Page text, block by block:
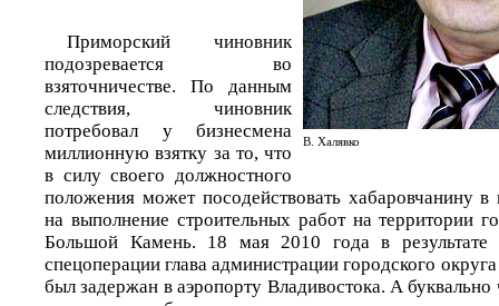
В. Халявко
Приморский чиновник
подозревается во
взяточничестве. По данным
следствия, чиновник
потребовал у бизнесмена
миллионную взятку за то, что
в силу своего должностного
положения может посодействовать хабаровчанину
на выполнение строительных работ на территории
Большой Камень. 18 мая 2010 года в результате
спецоперации глава администрации городского
был задержан в аэропорту Владивостока. А